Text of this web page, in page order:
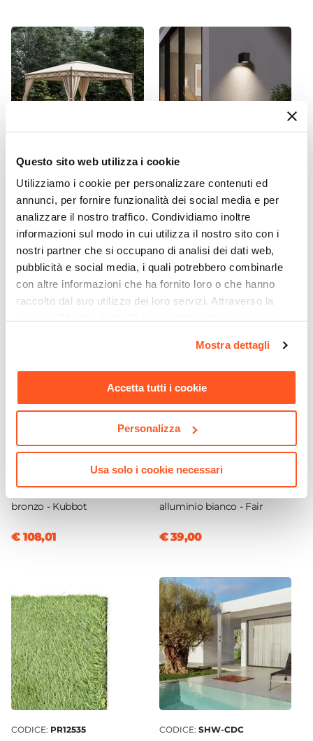
Questo sito web utilizza i cookie
Utilizziamo i cookie per personalizzare contenuti ed
annunci, per fornire funzionalità dei social media e per
analizzare il nostro traffico. Condividiamo inoltre
informazioni sul modo in cui utilizza il nostro sito con i
nostri partner che si occupano di analisi dei dati web,
pubblicità e social media, i quali potrebbero combinarle
con altre informazioni che ha fornito loro o che hanno
raccolto dal suo utilizzo dei loro servizi. Attraverso la
momento. Per maggiori informazioni si invita a leggere la
Mostra dettagli
Accetta tutti i cookie
Personalizza
Usa solo i cookie necessari
Altezza
30 cm
Profondità Vaso
30 cm
Bronzo
Polietilene
Installazione
Appoggio
Presente
Caratteristiche
Antiurto
CODICE: GZB-EL
Gazebo 3x3 m in acciaio
marrone con tende ecrù e
zanzariere - Elite
€ 287,00
CODICE: ZEQ-98N
Applique da esterno
squadrata 9x8 cm in
alluminio pressofuso nero
opaco - Zero
€ 13,01
bronzo - Kubbot
€ 108,01
alluminio bianco - Fair
€ 39,00
CODICE: PR12535 CODICE: SHW-CDC